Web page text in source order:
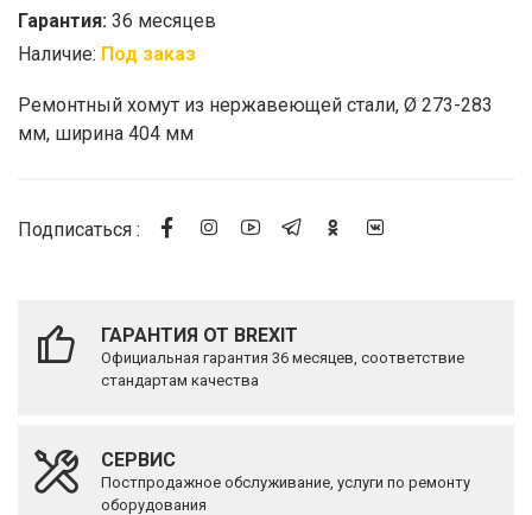
Гарантия: 36 месяцев
Наличие: Под заказ
Стоимость
Ремонтный хомут из нержавеющей стали, Ø 273-283
мм, ширина 404 мм
Подписаться :
ГАРАНТИЯ ОТ BREXIT
Официальная гарантия 36 месяцев, соответствие
стандартам качества
СЕРВИС
Постпродажное обслуживание, услуги по ремонту
оборудования